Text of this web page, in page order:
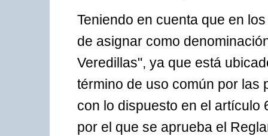
Teniendo en cuenta que en
de asignar como
Veredillas", ya que está
término de uso común por las
con lo dispuesto en el artículo
por el que se aprueba el